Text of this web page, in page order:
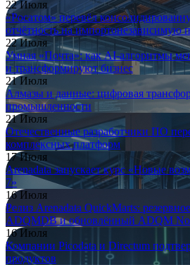
22 Июля
«Росатом» перевёл
отчётность на
22 Июля
Умная «Почта»: как AI-алгоритмы
и трансформируют бизнес
21 Июля
Алмазы и данные: цифровая
промышленности
21 Июля
Отечественные разработчики ПО
комплексных платформ
17 Июля
Arenadata запускает курс «Новые
7»
16 Июля
Релиз Arenadata QuickMarts:
ADQMDB и обновлённый ADQM
16 Июля
Компании Picodata и Directum
продуктов